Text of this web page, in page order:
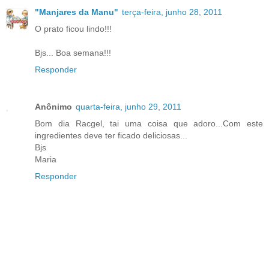
"Manjares da Manu" terça-feira, junho 28, 2011
O prato ficou lindo!!!
Bjs... Boa semana!!!
Responder
Anônimo quarta-feira, junho 29, 2011
Bom dia Racgel, tai uma coisa que adoro...Com este
ingredientes deve ter ficado deliciosas...
Bjs
Maria
Responder